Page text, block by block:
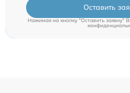
Оставить
Нажимая на кнопку "Оставить заявку"